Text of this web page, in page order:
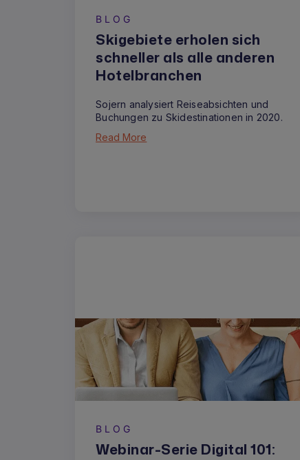
BLOG
Skigebiete erholen sich
schneller als alle anderen
Hotelbranchen
Sojern analysiert Reiseabsichten und
Buchungen zu Skidestinationen in 2020.
Read More
BLOG
Webinar-Serie Digital 101: